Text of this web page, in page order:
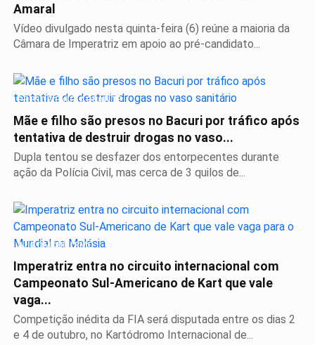
Amaral
Vídeo divulgado nesta quinta-feira (6) reúne a maioria da
Câmara de Imperatriz em apoio ao pré-candidato...
PRESOS EM FLAGRANTE
Mãe e filho são presos no Bacuri por tráfico após
tentativa de destruir drogas no vaso...
Dupla tentou se desfazer dos entorpecentes durante
ação da Polícia Civil, mas cerca de 3 quilos de...
AUTOMOBILISMO
Imperatriz entra no circuito internacional com
Campeonato Sul-Americano de Kart que vale
vaga...
Competição inédita da FIA será disputada entre os dias 2
e 4 de outubro, no Kartódromo Internacional de...